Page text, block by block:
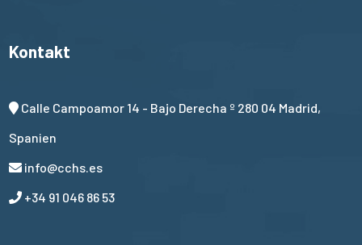
Kontakt
Calle Campoamor 14 - Bajo Derecha º 280 04 Madrid,
Spanien
info@cchs.es
+34 91 046 86 53